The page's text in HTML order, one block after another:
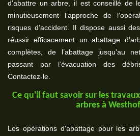
d’abattre un arbre, il est conseillé de
minutieusement l’approche de
risques d’accident. Il dispose aussi
réussir efficacement un abattage
complètes, de l’abattage jusqu’au
passant par l’évacuation des
Contactez-le.
Ce qu'il faut savoir sur les
arbres à
Les opérations d'abattage pour les